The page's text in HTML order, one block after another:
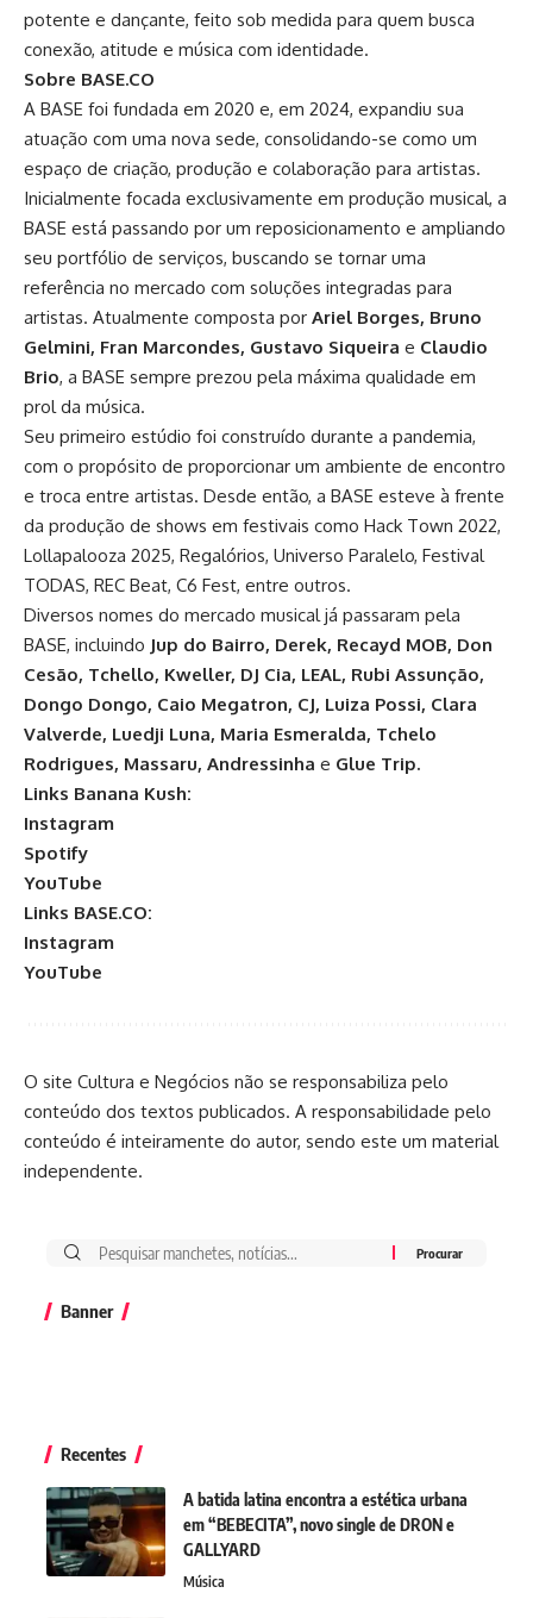
potente e dançante, feito sob medida para quem busca
conexão, atitude e música com identidade.
Sobre BASE.CO
A BASE foi fundada em 2020 e, em 2024, expandiu sua
atuação com uma nova sede, consolidando-se como um
espaço de criação, produção e colaboração para artistas.
Inicialmente focada exclusivamente em produção musical, a
BASE está passando por um reposicionamento e ampliando
seu portfólio de serviços, buscando se tornar uma
referência no mercado com soluções integradas para
artistas. Atualmente composta por Ariel Borges, Bruno
Gelmini, Fran Marcondes, Gustavo Siqueira e Claudio
Brio, a BASE sempre prezou pela máxima qualidade em
prol da música.
Seu primeiro estúdio foi construído durante a pandemia,
com o propósito de proporcionar um ambiente de encontro
e troca entre artistas. Desde então, a BASE esteve à frente
da produção de shows em festivais como Hack Town 2022,
Lollapalooza 2025, Regalórios, Universo Paralelo, Festival
TODAS, REC Beat, C6 Fest, entre outros.
Diversos nomes do mercado musical já passaram pela
BASE, incluindo Jup do Bairro, Derek, Recayd MOB, Don
Cesão, Tchello, Kweller, DJ Cia, LEAL, Rubi Assunção,
Dongo Dongo, Caio Megatron, CJ, Luiza Possi, Clara
Valverde, Luedji Luna, Maria Esmeralda, Tchelo
Rodrigues, Massaru, Andressinha e Glue Trip.
Links Banana Kush:
Instagram
Spotify
YouTube
Links BASE.CO:
Instagram
YouTube
O site Cultura e Negócios não se responsabiliza pelo
conteúdo dos textos publicados. A responsabilidade pelo
conteúdo é inteiramente do autor, sendo este um material
independente.
Banner
Recentes
A batida latina encontra a estética urbana
em “BEBECITA”, novo single de DRON e
GALLYARD
Música